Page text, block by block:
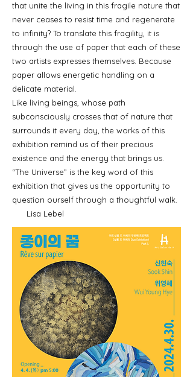
that unite the living in this fragile nature that
never ceases to resist time and regenerate
to infinity? To translate this fragility, it is
through the use of paper that each of these
two artists expresses themselves. Because
paper allows energetic handling on a
delicate material.
Like living beings, whose path
subconsciously crosses that of nature that
surrounds it every day, the works of this
exhibition remind us of their precious
existence and the energy that brings us.
“The Universe” is the key word of this
exhibition that gives us the opportunity to
question ourself through a thoughtful walk.
Lisa Lebel